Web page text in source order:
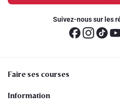
Suivez-nous sur les
Faire ses courses
Information